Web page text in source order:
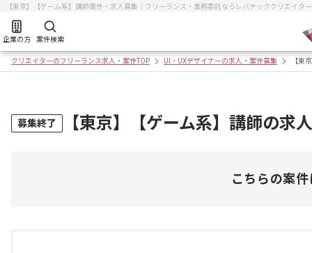
【東京】【ゲーム系】講師案件・求人募集｜フリーランス・業務委託ならレバテッククリエイター
企業の方 案件検索
クリエイターのフリーランス求人・案件TOP UI・UXデザイナーの求人・案件募集 【東
募集終了 【東京】【ゲーム系】講師の求
こちらの案